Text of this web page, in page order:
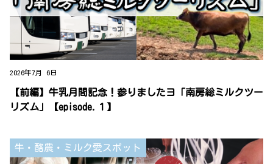
2026年7月 6日
【前編】牛乳月間記念！参りましたヨ「南房総ミルクツー
リズム」【episode.１】
牛・酪農・ミルク愛スポット